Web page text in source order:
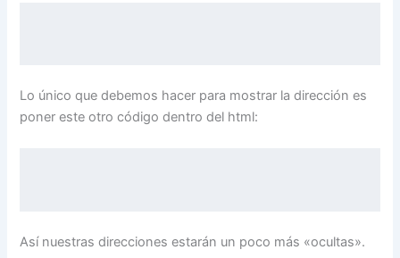
Lo único que debemos hacer para mostrar la dirección es
poner este otro código dentro del html:
Así nuestras direcciones estarán un poco más «ocultas».